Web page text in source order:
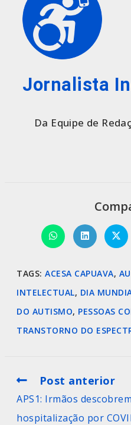
Jornalista
Da Equipe de
TAGS: ACESA CAPUAVA,
INTELECTUAL, DIA
DO AUTISMO, PESSOAS
TRANSTORNO DO
Post anterior
APS1: Irmãos
hospitalização por